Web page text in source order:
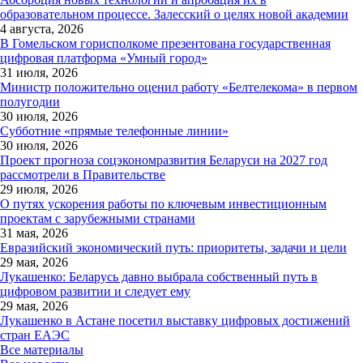
образовательном процессе. Залесский о целях новой академии
4 августа, 2026
В Гомельском горисполкоме презентована государственная
цифровая платформа «Умный город»
31 июля, 2026
Министр положительно оценил работу «Белтелекома» в первом
полугодии
30 июля, 2026
Субботние «прямые телефонные линии»
30 июля, 2026
Проект прогноза соцэкономразвития Беларуси на 2027 год
рассмотрели в Правительстве
29 июля, 2026
О путях ускорения работы по ключевым инвестиционным
проектам с зарубежными странами
31 мая, 2026
Евразийский экономический путь: приоритеты, задачи и цели
29 мая, 2026
Лукашенко: Беларусь давно выбрала собственный путь в
цифровом развитии и следует ему
29 мая, 2026
Лукашенко в Астане посетил выставку цифровых достижений
стран ЕАЭС
Все материалы